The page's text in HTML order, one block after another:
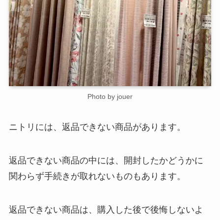
Photo by jouer
ニトリには、返品できない商品があります。
返品できない商品の中には、開封したかどうかに
関わらず手続きが取れないものもあります。
返品できない商品は、購入した後で後悔しないよ